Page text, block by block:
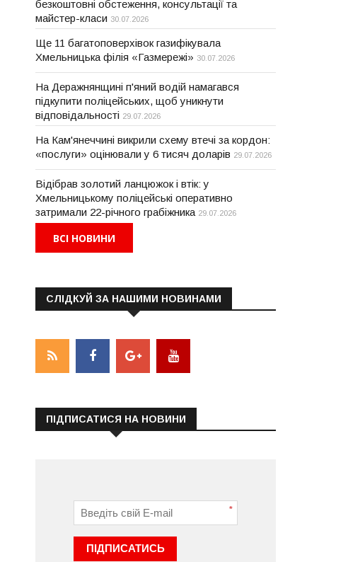
безкоштовні обстеження, консультації та
майстер-класи 30.07.2026
Ще 11 багатоповерхівок газифікувала
Хмельницька філія «Газмережі» 30.07.2026
На Деражнянщині п'яний водій намагався
підкупити поліцейських, щоб уникнути
відповідальності 29.07.2026
На Кам'янеччині викрили схему втечі за кордон:
«послуги» оцінювали у 6 тисяч доларів 29.07.2026
Відібрав золотий ланцюжок і втік: у
Хмельницькому поліцейські оперативно
затримали 22-річного грабіжника 29.07.2026
ВСІ НОВИНИ
СЛІДКУЙ ЗА НАШИМИ НОВИНАМИ
ПІДПИСАТИСЯ НА НОВИНИ
*
ПІДПИСАТИСЬ